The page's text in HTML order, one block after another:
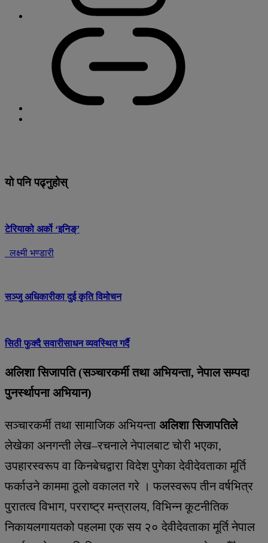
यो पनि पढ्नुहोस्
टेरियाको अर्को ‘इनिङ्’
लक्ष्मी भण्डारी
सञ्जु अधिकारीका दुई कृति विमोचन
सिठी फुक्दै सवारीसाधन व्यवस्थित गर्दै
अलिशा सिजापति (सञ्चारकर्मी तथा अभियन्ता, नेपाल सम्पदा
पुनर्स्थापना अभियान)
सञ्चारकर्मी तथा सामाजिक अभियन्ता अलिशा सिजापतिले
लेखेका अनगन्ती लेख–रचनाले नेपालबाट चोरी भएका,
उपहारस्वरूप वा किनबेचद्वारा विदेश पुगेका देवीदेवताका मूर्ति
फर्काउने काममा ठूलो वकालत गरे । फलस्वरूप तीन वर्षभित्र
पुरातत्व विभाग, परराष्ट्र मन्त्रालय, विभिन्न कूटनीतिक
निकायलगायतको पहलमा एक सय २० देवीदेवताका मूर्ति नेपाल